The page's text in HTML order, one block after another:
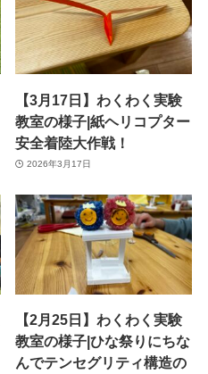
【3月17日】わくわく実験
教室の様子|紙ヘリコプター
安全着陸大作戦！
2026年3月17日
【2月25日】わくわく実験
教室の様子|ひな祭りにちな
んでテンセグリティ構造の